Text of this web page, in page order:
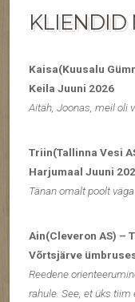
KLIENDID
Kaisa(Kuusalu
Keila Juuni 2026
Aitäh, Joonas, meil oli
Triin(Tallinna Vesi
Harjumaal Juuni
Tänan omalt poolt
Ain(Cleveron AS) –
Võrtsjärve
Reedene
rahule. See, et üks